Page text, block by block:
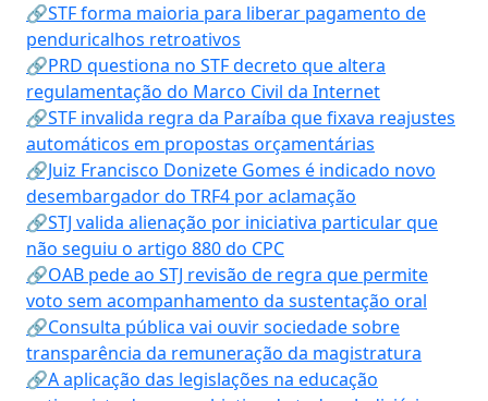
🔗STF forma maioria para liberar pagamento de
penduricalhos retroativos
🔗PRD questiona no STF decreto que altera
regulamentação do Marco Civil da Internet
🔗STF invalida regra da Paraíba que fixava reajustes
automáticos em propostas orçamentárias
🔗Juiz Francisco Donizete Gomes é indicado novo
desembargador do TRF4 por aclamação
🔗STJ valida alienação por iniciativa particular que
não seguiu o artigo 880 do CPC
🔗OAB pede ao STJ revisão de regra que permite
voto sem acompanhamento da sustentação oral
🔗Consulta pública vai ouvir sociedade sobre
transparência da remuneração da magistratura
🔗A aplicação das legislações na educação